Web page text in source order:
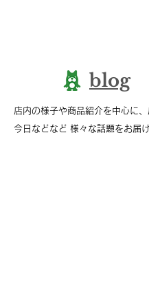
blog
店内の様子や商品紹介を中心に
今日などなど 様々な話題をお届